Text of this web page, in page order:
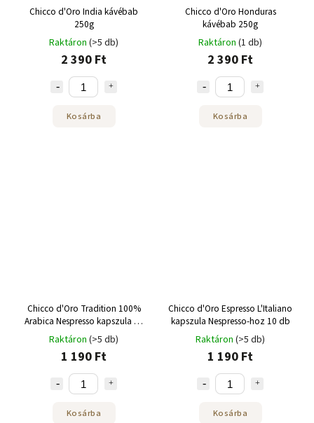
Chicco d'Oro India kávébab
250g
Raktáron (>5 db)
2 390 Ft
Kosárba
Chicco d'Oro Honduras
kávébab 250g
Raktáron (1 db)
2 390 Ft
Kosárba
Chicco d'Oro Tradition 100%
Arabica Nespresso kapszula 10
Raktáron (>5 db)
1 190 Ft
Kosárba
Chicco d'Oro Espresso L'Italiano
kapszula Nespresso-hoz 10 db
Raktáron (>5 db)
1 190 Ft
Kosárba